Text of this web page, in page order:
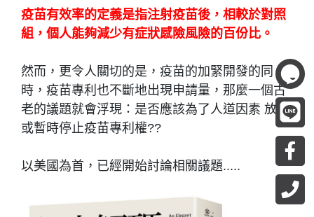
疫苗有效率的定義是指注射疫苗後，相較於對照
組，個人能夠減少有症狀感險風險的百份比。
然而，更令人關切的是，疫苗的加緊開發的同
時，疫苗專利也不斷地出現申請量，那麼一個古
老的議題就會浮現：是否應該為了人道因素 放棄
或暫時停止疫苗專利權??
以美國為首，已經開始討論相關議題.....